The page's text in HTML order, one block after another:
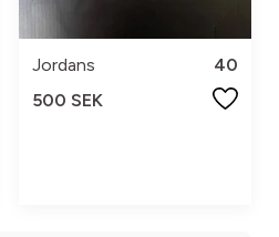
Jordans
40
500 SEK